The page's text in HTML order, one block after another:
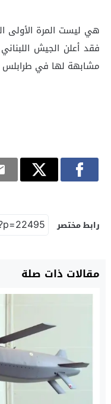
هي ليست المرة الأولى
مشابهة لها في طرابلس
رابط مختصر
مقالات ذات صلة